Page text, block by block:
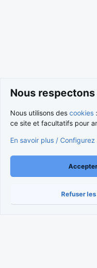
Cookies
Nous contacter
Community platform by XenForo®
Traduction française parXenForo
Nous
Nous utilisons des cookies
ce site et facultatifs pour
En savoir plus /
Refuser